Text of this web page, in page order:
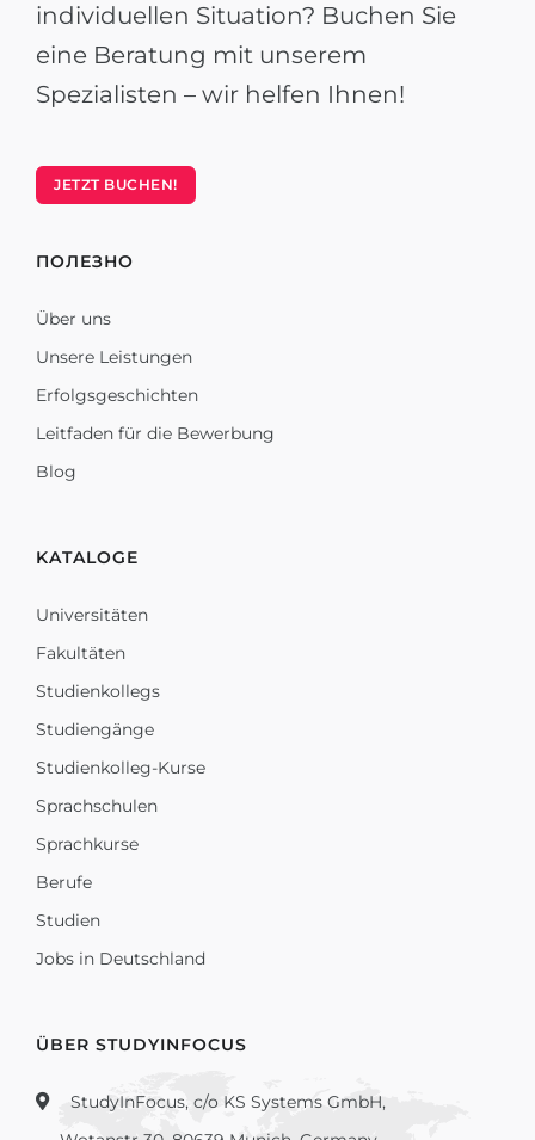
individuellen Situation? Buchen Sie
eine Beratung mit unserem
Spezialisten – wir helfen Ihnen!
JETZT BUCHEN!
ПОЛЕЗНО
Über uns
Unsere Leistungen
Erfolgsgeschichten
Leitfaden für die Bewerbung
Blog
KATALOGE
Universitäten
Fakultäten
Studienkollegs
Studiengänge
Studienkolleg-Kurse
Sprachschulen
Sprachkurse
Berufe
Studien
Jobs in Deutschland
ÜBER STUDYINFOCUS
StudyInFocus, c/o KS Systems GmbH,